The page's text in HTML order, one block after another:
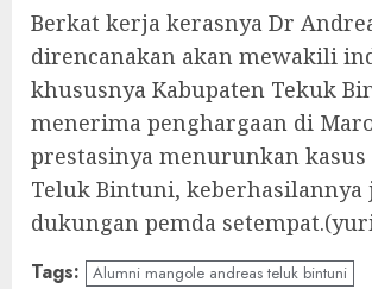
Berkat kerja kerasnya Dr
direncanakan akan mewakili
khususnya Kabupaten Tekuk
menerima penghargaan di
prestasinya menurunkan
Teluk Bintuni, keberhasilannya
dukungan pemda
Tags: Alumni mangole andreas teluk bintuni